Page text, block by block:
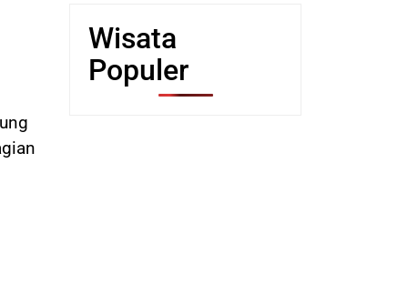
Wisata
Populer